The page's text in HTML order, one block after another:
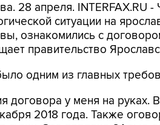
28 апреля. INTERFAX.RU
ситуации на
ознакомились с
правительство
одним из главных
договора у меня на руках.
2018 года. Также